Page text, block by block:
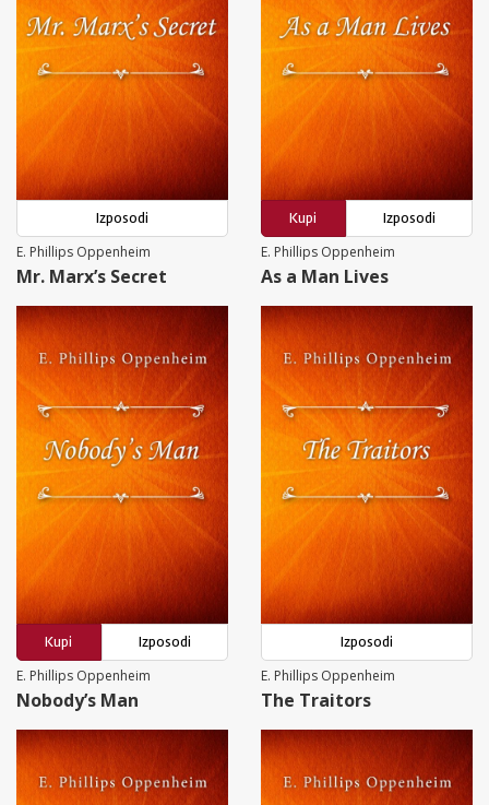
Izposodi
E. Phillips Oppenheim
Mr. Marx’s Secret
Kupi
Izposodi
E. Phillips Oppenheim
As a Man Lives
Kupi
Izposodi
E. Phillips Oppenheim
Nobody’s Man
Izposodi
E. Phillips Oppenheim
The Traitors